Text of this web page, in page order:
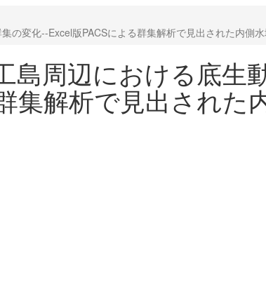
の変化--Excel版PACSによる群集解析で見出された内側
島周辺における底生
集解析で見出された